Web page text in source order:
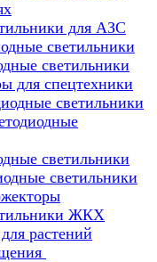
для АЗС
светильники
светильники
для спецтехники
светильники
светильники
светильники
ЖКХ
растений